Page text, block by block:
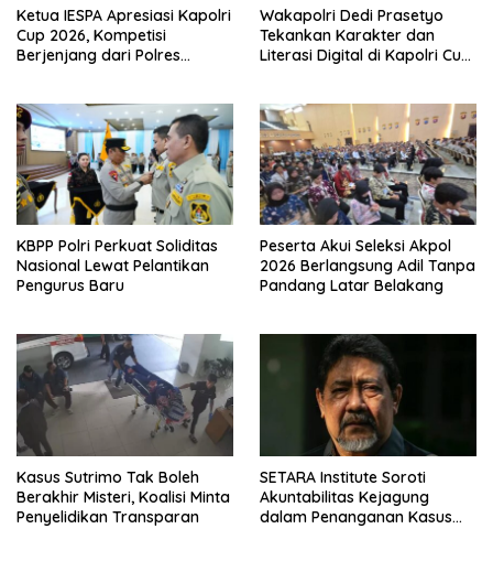
Ketua IESPA Apresiasi Kapolri
Cup 2026, Kompetisi
Berjenjang dari Polres
Wakapolri Dedi Prasetyo
Tekankan Karakter dan
Literasi Digital di Kapolri Cup
KBPP Polri Perkuat Soliditas
Nasional Lewat Pelantikan
Pengurus Baru
Peserta Akui Seleksi Akpol
2026 Berlangsung Adil Tanpa
Pandang Latar Belakang
Kasus Sutrimo Tak Boleh
Berakhir Misteri, Koalisi Minta
Penyelidikan Transparan
SETARA Institute Soroti
Akuntabilitas Kejagung
dalam Penanganan Kasus